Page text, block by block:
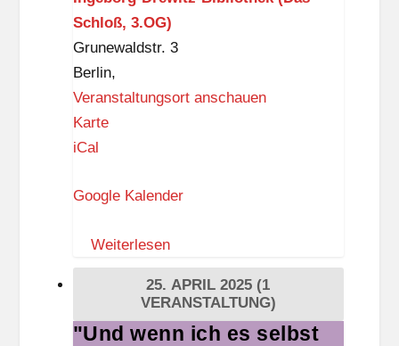
n
d
o
r
f
Schloß, 3.OG)
Grunewaldstr. 3
Berlin,
Veranstaltungsort anschauen
KarteI
e
o
r
-
iCal
Google Kalender
Weiterlesen
25. APRIL 2025 (1
VERANSTALTUNG)
"Und
"Und wenn ich es selbst